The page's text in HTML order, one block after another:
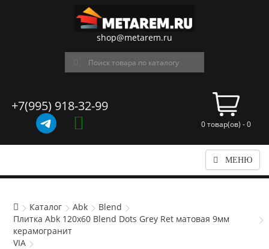
shop@metarem.ru
+7(995) 918-32-99
0 товар(ов) - 0
МЕНЮ
Каталог Abk
Blend
Плитка Abk 120x60 Blend Dots Grey Ret матовая 9мм
керамогранит
VIA